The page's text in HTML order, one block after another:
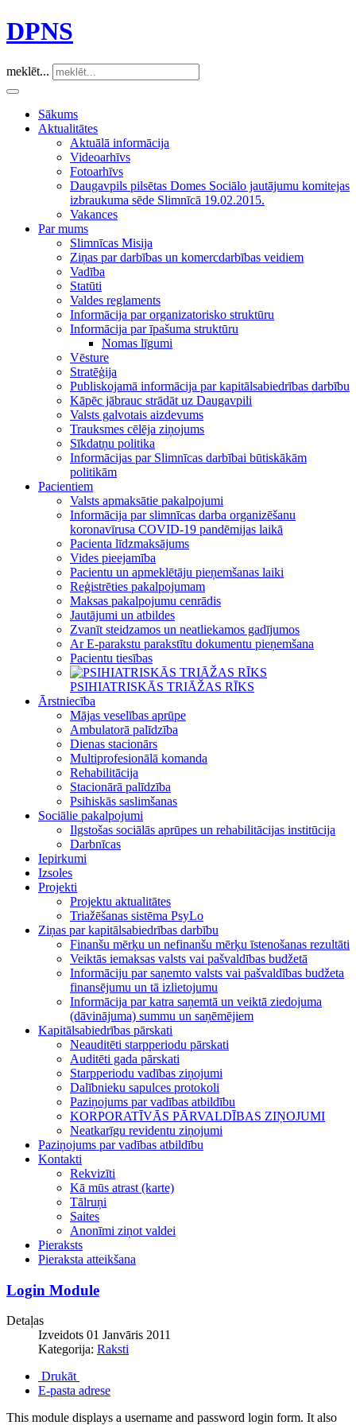
DPNS
meklēt...
Sākums
Aktualitātes
Aktuālā informācija
Videoarhīvs
Fotoarhīvs
Daugavpils pilsētas Domes Sociālo jautājumu komitejas
izbraukuma sēde Slimnīcā 19.02.2015.
Vakances
Par mums
Slimnīcas Misija
Ziņas par darbības un komercdarbības veidiem
Vadība
Statūti
Valdes reglaments
Informācija par organizatorisko struktūru
Informācija par īpašuma struktūru
Nomas līgumi
Vēsture
Stratēģija
Publiskojamā informācija par kapitālsabiedrības darbību
Kāpēc jābrauc strādāt uz Daugavpili
Valsts galvotais aizdevums
Trauksmes cēlēja ziņojums
Sīkdatņu politika
Informācijas par Slimnīcas darbībai būtiskākām
politikām
Pacientiem
Valsts apmaksātie pakalpojumi
Informācija par slimnīcas darba organizēšanu
koronavīrusa COVID-19 pandēmijas laikā
Pacienta līdzmaksājums
Vides pieejamība
Pacientu un apmeklētāju pieņemšanas laiki
Reģistrēties pakalpojumam
Maksas pakalpojumu cenrādis
Jautājumi un atbildes
Zvanīt steidzamos un neatliekamos gadījumos
Ar E-parakstu parakstītu dokumentu pieņemšana
Pacientu tiesības
PSIHIATRISKĀS TRIĀŽAS RĪKS
Ārstniecība
Mājas veselības aprūpe
Ambulatorā palīdzība
Dienas stacionārs
Multiprofesionālā komanda
Rehabilitācija
Stacionārā palīdzība
Psihiskās saslimšanas
Sociālie pakalpojumi
Ilgstošas sociālās aprūpes un rehabilitācijas institūcija
Darbnīcas
Iepirkumi
Izsoles
Projekti
Projektu aktualitātes
Triažēšanas sistēma PsyLo
Ziņas par kapitālsabiedrības darbību
Finanšu mērķu un nefinanšu mērķu īstenošanas rezultāti
Veiktās iemaksas valsts vai pašvaldības budžetā
Informāciju par saņemto valsts vai pašvaldības budžeta
finansējumu un tā izlietojumu
Informācija par katra saņemtā un veiktā ziedojuma
(dāvinājuma) summu un saņēmējiem
Kapitālsabiedrības pārskati
Neauditēti starpperiodu pārskati
Auditēti gada pārskati
Starpperiodu vadības ziņojumi
Dalībnieku sapulces protokoli
Paziņojums par vadības atbildību
KORPORATĪVĀS PĀRVALDĪBAS ZIŅOJUMI
Neatkarīgu revidentu ziņojumi
Paziņojums par vadības atbildību
Kontakti
Rekvizīti
Kā mūs atrast (karte)
Tālruņi
Saites
Anonīmi ziņot valdei
Pieraksts
Pieraksta atteikšana
Login Module
Detaļas
Izveidots 01 Janvāris 2011
Kategorija: Raksti
Drukāt
E-pasta adrese
This module displays a username and password login form. It also